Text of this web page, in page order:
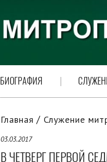
БИОГРАФИЯ
Главная Служение
03.03.2017
В ЧЕТВЕРГ ПЕРВОЙ